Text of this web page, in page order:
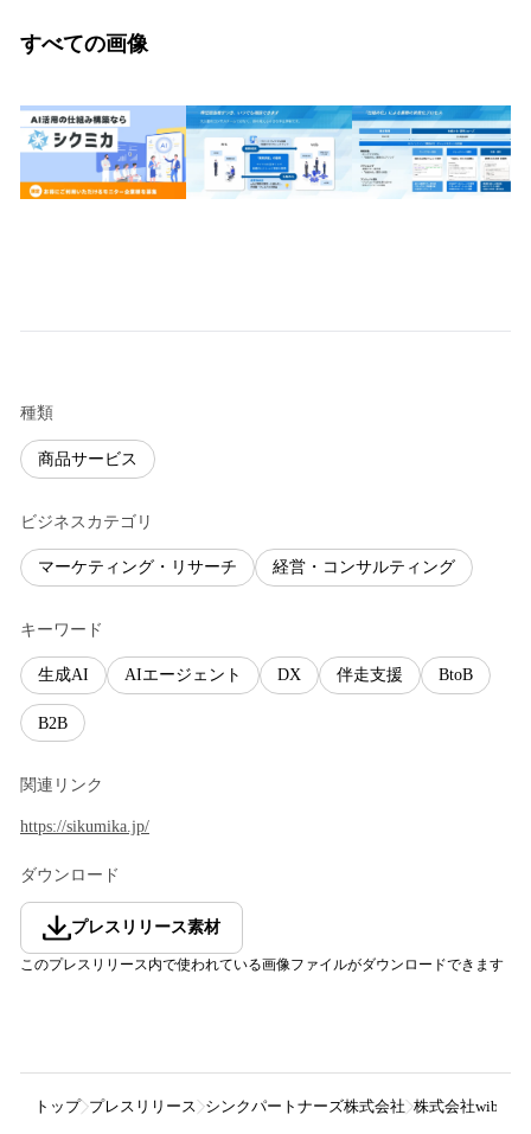
すべての画像
種類
商品サービス
ビジネスカテゴリ
マーケティング・リサーチ 経営・コンサルティング
キーワード
生成AI AIエージェント DX 伴走支援 BtoB
B2B
関連リンク
https://sikumika.jp/
ダウンロード
プレスリリース素材
このプレスリリース内で使われている画像ファイルがダウンロードできます
トップ プレスリリース シンクパートナーズ株式会社 株式会社wib、